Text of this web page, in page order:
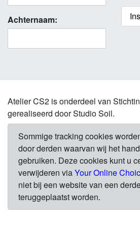
Achternaam:
Atelier CS2 is onderdeel van
gerealiseerd door Studio Soil.
Sommige tracking cookies
door derden waarvan wij het
gebruiken. Deze cookies kunt u
verwijderen viaYour Online
niet bij een website van een
teruggeplaatst worden.